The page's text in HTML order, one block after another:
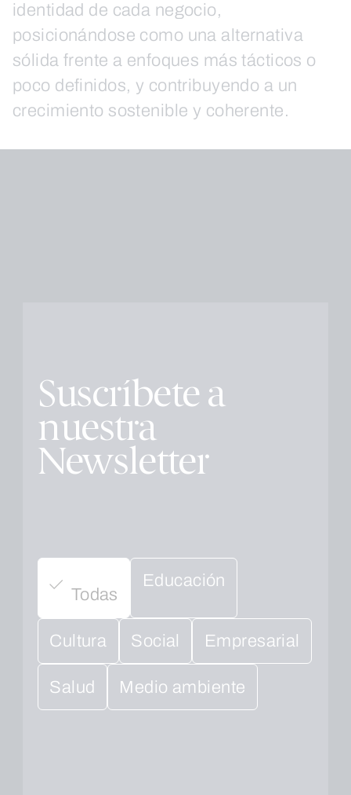
identidad de cada negocio,
posicionándose como una alternativa
sólida frente a enfoques más tácticos o
poco definidos, y contribuyendo a un
crecimiento sostenible y coherente.
Suscríbete a
nuestra
Newsletter
Todas
Educación
Cultura Social Empresarial
Salud Medio ambiente